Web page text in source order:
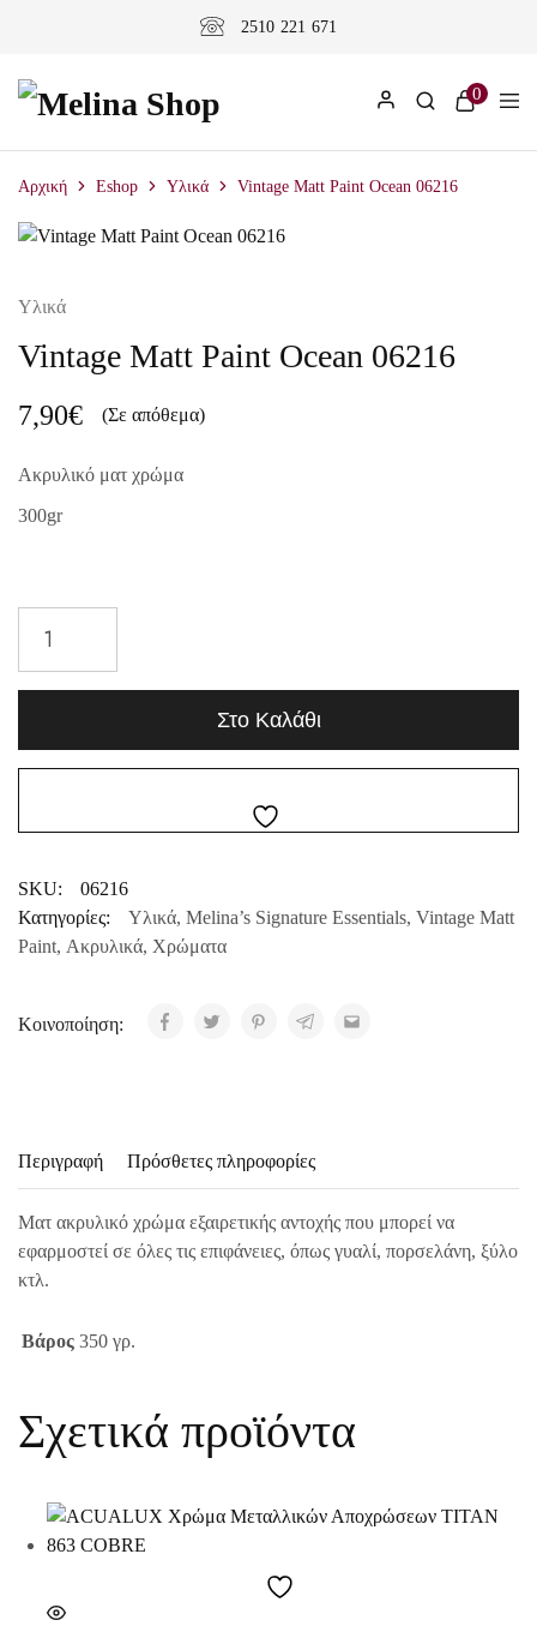
2510 221 671
0
Αρχική Eshop Υλικά Vintage Matt Paint Ocean 06216
Υλικά
Vintage Matt Paint Ocean 06216
7,90€ (Σε απόθεμα)
Ακρυλικό ματ χρώμα
300gr
Στο Καλάθι
SKU:
06216
Κατηγορίες:
Υλικά, Melina’s Signature Essentials, Vintage Matt
Paint, Ακρυλικά, Χρώματα
Κοινοποίηση:
Περιγραφή Πρόσθετες πληροφορίες
Ματ ακρυλικό χρώμα εξαιρετικής αντοχής που μπορεί να
εφαρμοστεί σε όλες τις επιφάνειες, όπως γυαλί, πορσελάνη, ξύλο
κτλ.
Βάρος 350 γρ.
Σχετικά προϊόντα